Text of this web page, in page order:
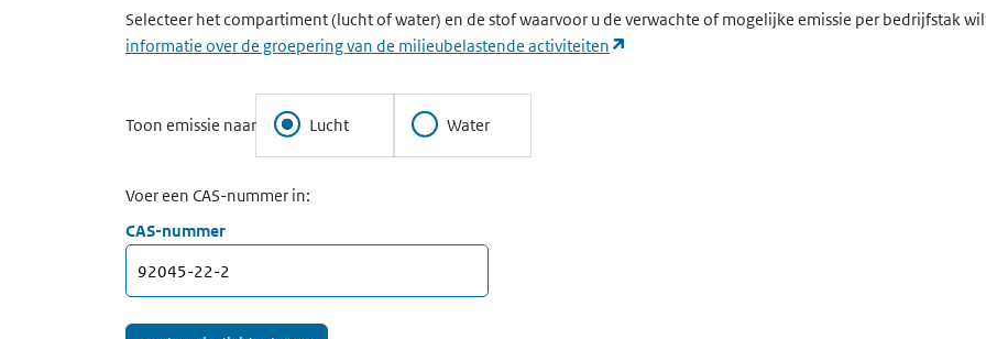
Selecteer het compartiment (lucht of water) en de stof waarvoor u de verwachte of mogelijke emissie per bedrijfstak
informatie over de groepering van de milieubelastende activiteiten
Toon emissie naar Lucht Water
Voer een CAS-nummer in:
CAS-nummer